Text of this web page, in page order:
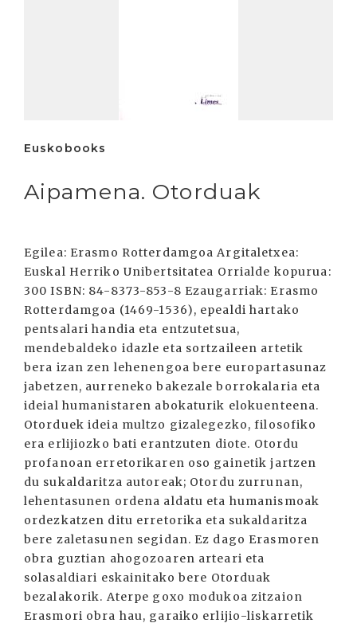
Euskobooks
Aipamena. Otorduak
Egilea: Erasmo Rotterdamgoa Argitaletxea:
Euskal Herriko Unibertsitatea Orrialde kopurua:
300 ISBN: 84-8373-853-8 Ezaugarriak: Erasmo
Rotterdamgoa (1469-1536), epealdi hartako
pentsalari handia eta entzutetsua,
mendebaldeko idazle eta sortzaileen artetik
bera izan zen lehenengoa bere europartasunaz
jabetzen, aurreneko bakezale borrokalaria eta
ideial humanistaren abokaturik elokuenteena.
Otorduek ideia multzo gizalegezko, filosofiko
era erlijiozko bati erantzuten diote. Otordu
profanoan erretorikaren oso gainetik jartzen
du sukaldaritza autoreak; Otordu zurrunan,
lehentasunen ordena aldatu eta humanismoak
ordezkatzen ditu erretorika eta sukaldaritza
bere zaletasunen segidan. Ez dago Erasmoren
obra guztian ahogozoaren arteari eta
solasaldiari eskainitako bere Otorduak
bezalakorik. Aterpe goxo modukoa zitzaion
Erasmori obra hau, garaiko erlijio-liskarretik